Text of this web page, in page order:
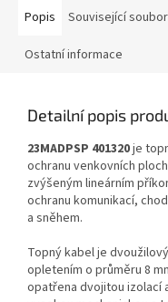
Popis Související
Ostatní informace
Detailní popis
23MADPSP 401320je
ochranu venkovních
zvýšeným lineárním
ochranu komunikací,
a sněhem.
Topný kabel je
opletením o průměru 8
opatřena dvojitou izolací